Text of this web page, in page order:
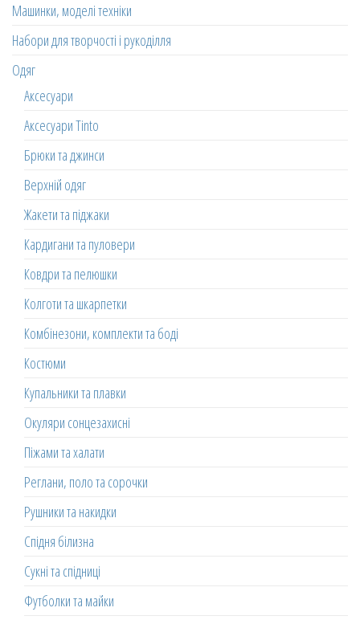
Машинки, моделі техніки
Набори для творчості і рукоділля
Одяг
Аксесуари
Аксесуари Tinto
Брюки та джинси
Верхній одяг
Жакети та піджаки
Кардигани та пуловери
Ковдри та пелюшки
Колготи та шкарпетки
Комбінезони, комплекти та боді
Костюми
Купальники та плавки
Окуляри сонцезахисні
Піжами та халати
Реглани, поло та сорочки
Рушники та накидки
Спідня білизна
Сукні та спідниці
Футболки та майки